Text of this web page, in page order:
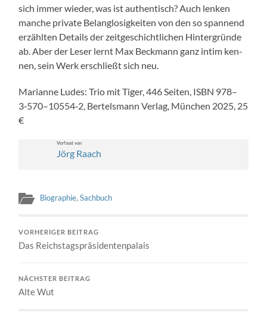
sich immer wieder, was ist authen­tisch? Auch lenken
manche pri­vate Belan­glosigkeit­en von den so span­nend
erzählten Details der zeit­geschichtlichen Hin­ter­gründe
ab. Aber der Leser lernt Max Beck­mann ganz intim ken­
nen, sein Werk erschließt sich neu.
Mar­i­anne Ludes: Trio mit Tiger, 446 Seit­en, ISBN 978–
3‑570–10554‑2, Ber­tels­mann Ver­lag, München 2025, 25
€
Ver­fasst von
Jörg Raach
Biographie,Sachbuch
VORHERIGER BEITRAG
Das Reichstagspräsidentenpalais
NÄCHSTER BEITRAG
Alte Wut